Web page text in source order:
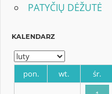
PATYČIŲ DĖŽUTĖ